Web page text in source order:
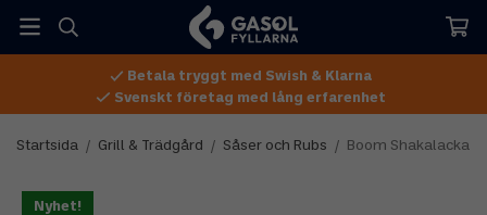
Betala tryggt med Swish & Klarna
Svenskt företag med lång erfarenhet
Startsida / Grill & Trädgård / Såser och Rubs / Boom Shakalacka
Nyhet!